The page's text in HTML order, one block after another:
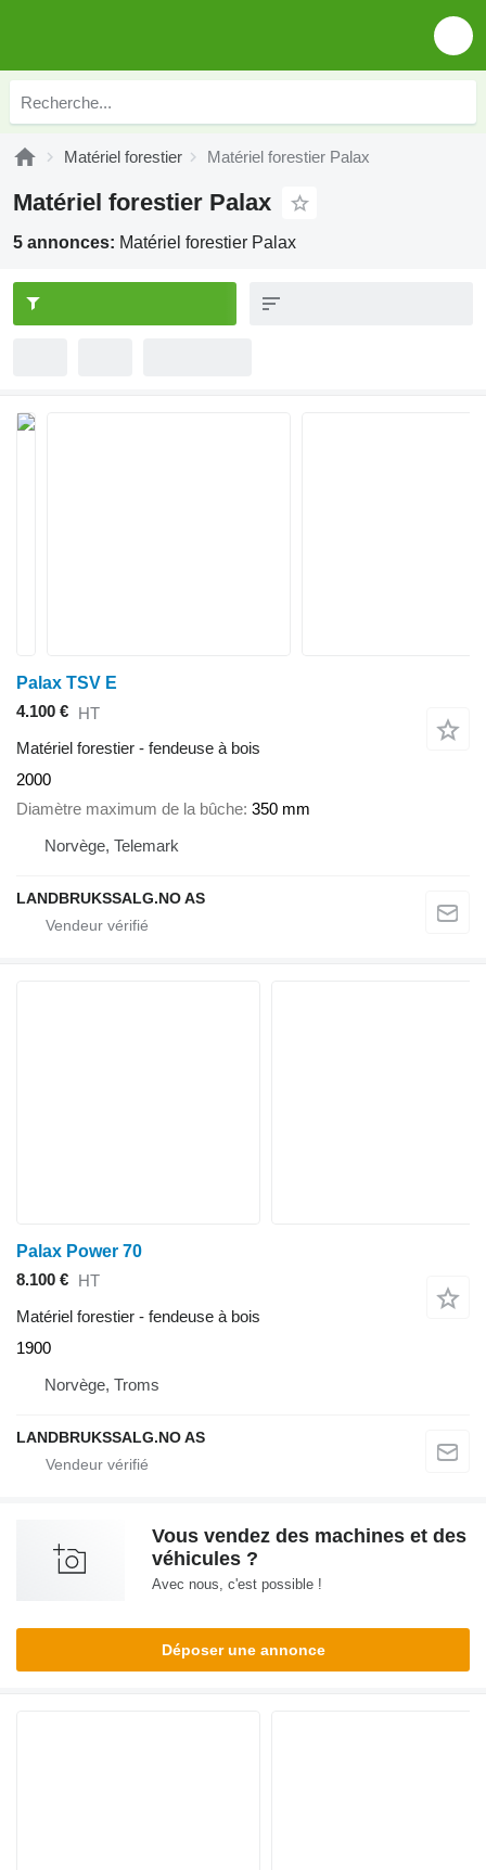
Matériel forestier Matériel forestier Palax
Matériel forestier Palax
5 annonces: Matériel forestier Palax
Palax TSV E
4.100 € HT
Matériel forestier - fendeuse à bois
2000
Diamètre maximum de la bûche 350 mm
Norvège, Telemark
LANDBRUKSSALG.NO AS
Palax Power 70
8.100 € HT
Matériel forestier - fendeuse à bois
1900
Norvège, Troms
LANDBRUKSSALG.NO AS
Vous vendez des machines et des
véhicules ?
Avec nous, c'est possible !
Déposer une annonce